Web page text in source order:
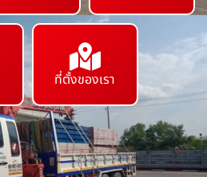
ที่ตั้งของเรา